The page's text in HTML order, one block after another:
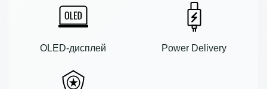
OLED-дисплей Power Delivery